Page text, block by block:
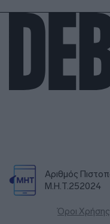
Αριθμός
Μ.Η.Τ.252024
Όροι Χρήσης